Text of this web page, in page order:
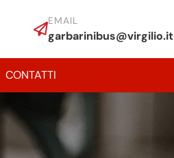
EMAIL
garbarinibus@virgilio.it
CONTATTI